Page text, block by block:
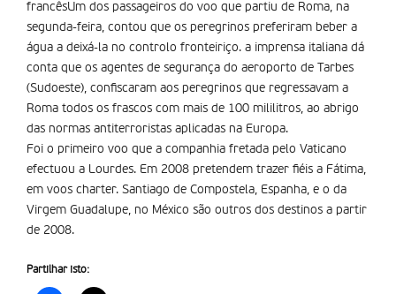
francêsUm dos passageiros do voo que partiu de Roma, na
segunda-feira, contou que os peregrinos preferiram beber a
água a deixá-la no controlo fronteiriço. a imprensa italiana dá
conta que os agentes de segurança do aeroporto de Tarbes
(Sudoeste), confiscaram aos peregrinos que regressavam a
Roma todos os frascos com mais de 100 mililitros, ao abrigo
das normas antiterroristas aplicadas na Europa.
Foi o primeiro voo que a companhia fretada pelo Vaticano
efectuou a Lourdes. Em 2008 pretendem trazer fiéis a Fátima,
em voos charter. Santiago de Compostela, Espanha, e o da
Virgem Guadalupe, no México são outros dos destinos a partir
de 2008.
Partilhar isto: